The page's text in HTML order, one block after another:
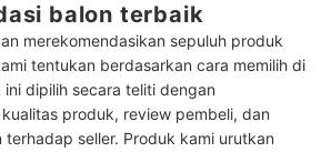
balon terbaik
merekomendasikan sepuluh produk
tentukan berdasarkan cara memilih di
dipilih secara teliti dengan
produk, review pembeli, dan
seller. Produk kami urutkan